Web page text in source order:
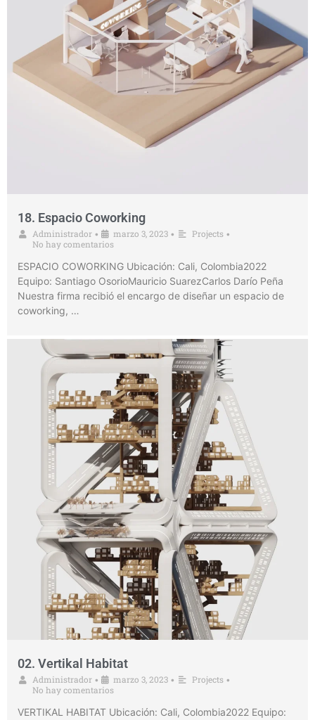
18. Espacio Coworking
Administrador • marzo 3, 2023 • Projects •
No hay comentarios
ESPACIO COWORKING Ubicación: Cali, Colombia2022
Equipo: Santiago OsorioMauricio SuarezCarlos Darío Peña
Nuestra firma recibió el encargo de diseñar un espacio de
coworking, …
02. Vertikal Habitat
Administrador • marzo 3, 2023 • Projects •
No hay comentarios
VERTIKAL HABITAT Ubicación: Cali, Colombia2022 Equipo: